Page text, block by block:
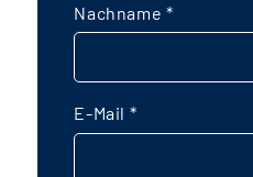
Nachname*
E-Mail *